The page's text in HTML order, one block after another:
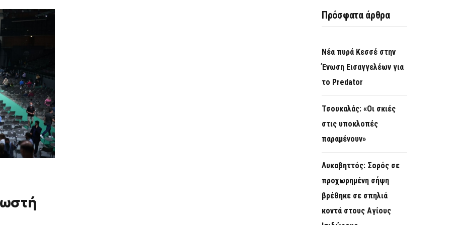
Πρόσφατα άρθρα
Νέα πυρά Κεσσέ στην
Ένωση Εισαγγελέων για
το Predator
Τσουκαλάς: «Οι σκιές
στις υποκλοπές
παραμένουν»
Λυκαβηττός: Σορός σε
προχωρημένη σήψη
βρέθηκε σε σπηλιά
κοντά στους Αγίους